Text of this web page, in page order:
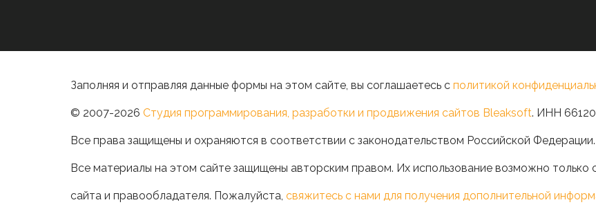
Заполняя и отправляя данные формы на этом сайте, вы соглашаетесь с политикой
© 2007-2026 Студия программирования, разработки и продвижения сайтов Bleaksoft. ИНН
Все права защищены и охраняются в соответствии с законодательством Российской Федерации.
Все материалы на этом сайте защищены авторским правом. Их использование возможно только
сайта и правообладателя. Пожалуйста, свяжитесь с нами для получения дополнительной